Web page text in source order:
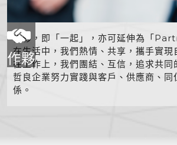
作夥
作夥，即「一起」，亦可延伸為「
在生活中，我們熱情、共享，攜手實現
在工作上，我們團結、互信，追求共同
哲良企業努力實踐與客戶、供應商、同
係。